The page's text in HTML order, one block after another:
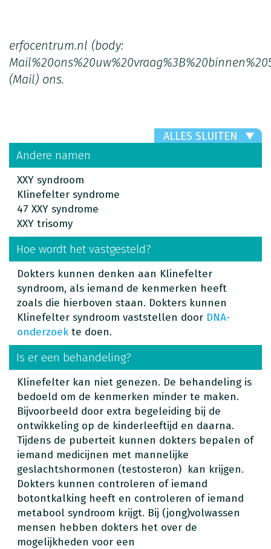
erfocentrum.nl (body:
(Mail) ons.
ALLES SLUITEN
Andere namen
XXY syndroom
Klinefelter syndrome
47 XXY syndrome
XXY trisomy
Hoe wordt het vastgesteld?
Dokters kunnen denken aan Klinefelter
syndroom, als iemand de kenmerken heeft
zoals die hierboven staan. Dokters kunnen
Klinefelter syndroom vaststellen door DNA-
onderzoek te doen.
Is er een behandeling?
Klinefelter kan niet genezen. De behandeling is
bedoeld om de kenmerken minder te maken.
Bijvoorbeeld door extra begeleiding bij de
ontwikkeling op de kinderleeftijd en daarna.
Tijdens de puberteit kunnen dokters bepalen of
iemand medicijnen met mannelijke
geslachtshormonen (testosteron) kan krijgen.
Dokters kunnen controleren of iemand
botontkalking heeft en controleren of iemand
metabool syndroom krijgt. Bij (jong)volwassen
mensen hebben dokters het over de
mogelijkheden voor een